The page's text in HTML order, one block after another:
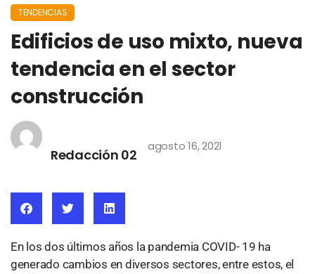
TENDENCIAS
Edificios de uso mixto, nueva
tendencia en el sector
construcción
Redacción 02
agosto 16, 2021
En los dos últimos años la pandemia COVID- 19 ha
generado cambios en diversos sectores, entre estos, el